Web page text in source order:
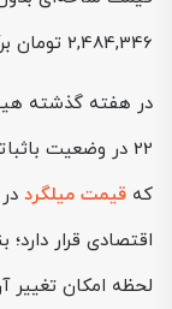
2,484,346 تومان برآورد می‌شود.
در هفته گذشته هیچ
22 در وضعیت
که قیمت میلگرد
اقتصادی قرار
لحظه امکان تغییر